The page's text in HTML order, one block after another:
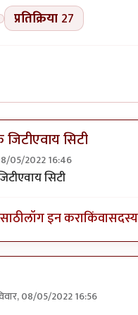
प्रतिक्रिया 27
सिटी
05/2022 16:46
सिटी
लॉग इन कराकिंवासदस्य
08/05/2022 16:56